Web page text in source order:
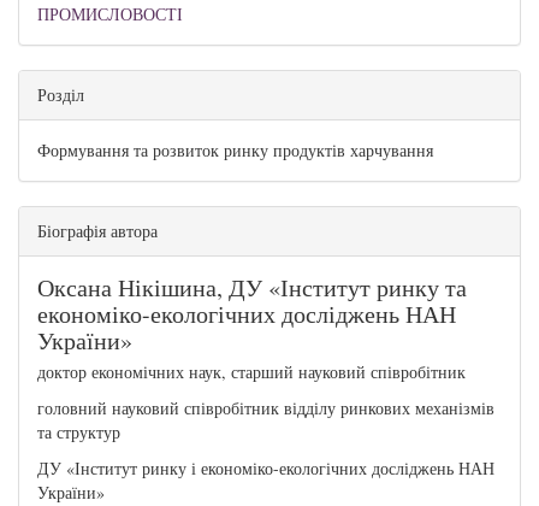
ПРОМИСЛОВОСТІ
Розділ
Формування та розвиток ринку продуктів харчування
Біографія автора
Оксана Нікішина, ДУ «Інститут ринку та
економіко-екологічних досліджень НАН
України»
доктор економічних наук, старший науковий співробітник
головний науковий співробітник відділу ринкових механізмів
та структур
ДУ «Інститут ринку і економіко-екологічних досліджень НАН
України»